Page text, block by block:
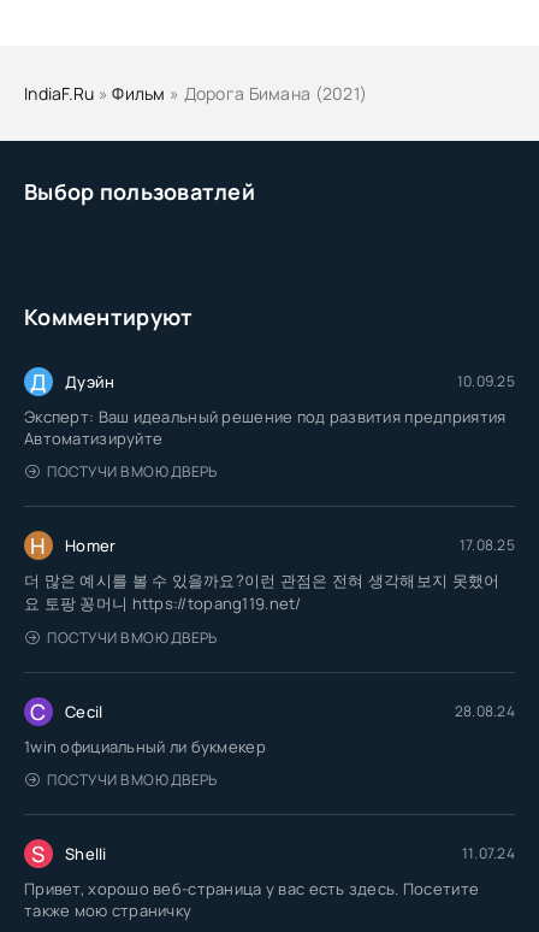
Выбор пользоватлей
Комментируют
Д Дуэйн 10.09.25
Эксперт: Ваш идеальный решение под развития предприятия
Автоматизируйте
ПОСТУЧИ В МОЮ ДВЕРЬ
H Homer 17.08.25
더 많은 예시를 볼 수 있을까요?이런 관점은 전혀 생각해보지 못했어
요 토팡 꽁머니 https://topang119.net/
ПОСТУЧИ В МОЮ ДВЕРЬ
C Cecil 28.08.24
1win официальный ли букмекер
ПОСТУЧИ В МОЮ ДВЕРЬ
S Shelli 11.07.24
Привет, хорошо веб-страница у вас есть здесь. Посетите
также мою страничку
IndiaF.Ru »Фильм » Дорога Бимана (2021)